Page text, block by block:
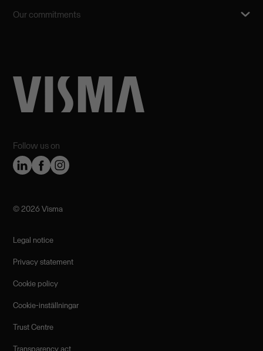
Follow us on
Our commitments
©️ 2026 Visma
Legal notice
Privacy statement
Cookie policy
Cookie-inställningar
Trust Centre
Transparency act